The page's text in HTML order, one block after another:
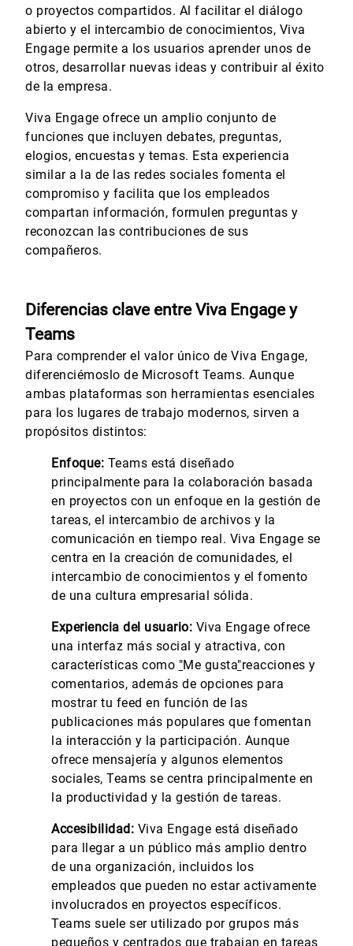
o proyectos compartidos. Al facilitar el diálogo
abierto y el intercambio de conocimientos, Viva
Engage permite a los usuarios aprender unos de
otros, desarrollar nuevas ideas y contribuir al éxito
de la empresa.
Viva Engage ofrece un amplio conjunto de
funciones que incluyen debates, preguntas,
elogios, encuestas y temas. Esta experiencia
similar a la de las redes sociales fomenta el
compromiso y facilita que los empleados
compartan información, formulen preguntas y
reconozcan las contribuciones de sus
compañeros.
Diferencias clave entre Viva Engage y
Teams
Para comprender el valor único de Viva Engage,
diferenciémoslo de Microsoft Teams. Aunque
ambas plataformas son herramientas esenciales
para los lugares de trabajo modernos, sirven a
propósitos distintos:
Enfoque: Teams está diseñado
principalmente para la colaboración basada
en proyectos con un enfoque en la gestión de
tareas, el intercambio de archivos y la
comunicación en tiempo real. Viva Engage se
centra en la creación de comunidades, el
intercambio de conocimientos y el fomento
de una cultura empresarial sólida.
Experiencia del usuario: Viva Engage ofrece
una interfaz más social y atractiva, con
características como "Me gusta"reacciones y
comentarios, además de opciones para
mostrar tu feed en función de las
publicaciones más populares que fomentan
la interacción y la participación. Aunque
ofrece mensajería y algunos elementos
sociales, Teams se centra principalmente en
la productividad y la gestión de tareas.
Accesibilidad: Viva Engage está diseñado
para llegar a un público más amplio dentro
de una organización, incluidos los
empleados que pueden no estar activamente
involucrados en proyectos específicos.
Teams suele ser utilizado por grupos más
pequeños y centrados que trabajan en tareas